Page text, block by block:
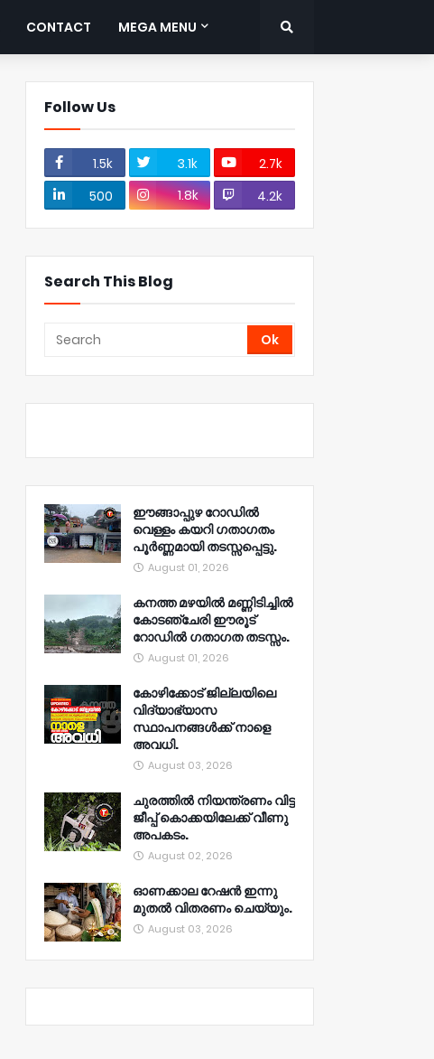
CONTACT MEGA MENU
Follow Us
1.5k 3.1k
2.7k
500
1.8k 4.2k
Search This Blog
ഈങ്ങാപ്പുഴ റോഡിൽ
വെള്ളം കയറി ഗതാഗതം
പൂർണ്ണമായി തടസ്സപ്പെട്ടു.
August 01, 2026
കനത്ത മഴയിൽ മണ്ണിടിച്ചിൽ
കോടഞ്ചേരി ഈരൂട്
റോഡിൽ ഗതാഗത തടസ്സം.
August 01, 2026
കോഴിക്കോട് ജില്ലയിലെ
വിദ്യാഭ്യാസ
സ്ഥാപനങ്ങൾക്ക് നാളെ
അവധി.
August 03, 2026
ചുരത്തിൽ നിയന്ത്രണം വിട്ട
ജീപ്പ് കൊക്കയിലേക്ക് വീണു
അപകടം.
August 02, 2026
ഓണക്കാല റേഷൻ ഇന്നു
മുതല്‍ വിതരണം ചെയ്യും.
August 03, 2026